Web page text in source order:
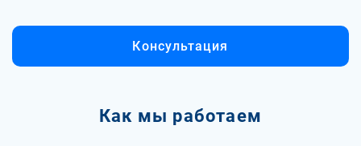
Консультация
Как мы работаем